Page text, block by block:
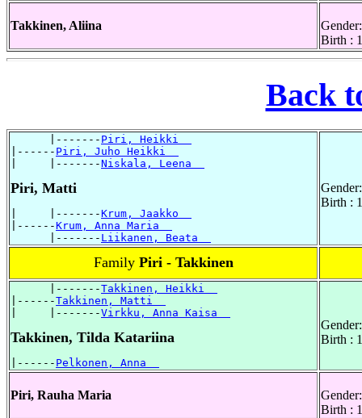
Takkinen, Aliina
Birth :
Back
      |-------
Piri, Heikki
|------ Piri, Juho Heikki
|     |-------Niskala, Leena
Piri, Matti
|     |-------Krum, Jaakko
|------Krum, Anna Maria
      |-------
Liikanen, Beata
Birth :
Family Piri - Takkinen
      |-------
Takkinen, Heikki
|------Takkinen, Matti
|     |-------Virkku, Anna Kaisa
Takkinen, Tilda Katariina
|------ Pelkonen, Anna
Birth :
Piri, Rauha Maria
Birth :